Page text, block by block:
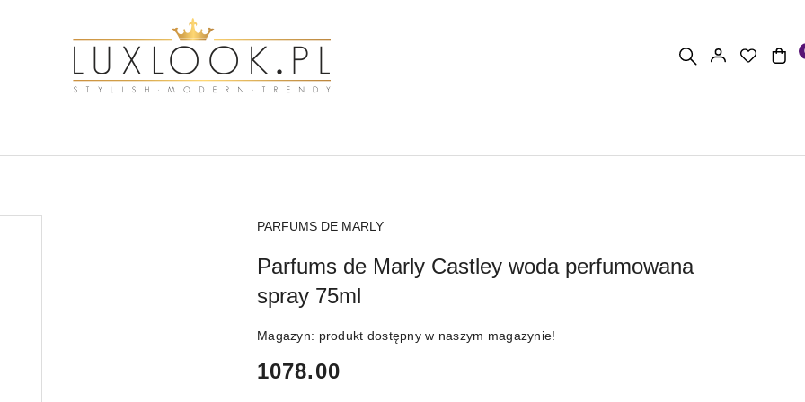
NAZWA
PRODUCENTA:
PARFUMS DE MARLY
Parfums de Marly Castley woda perfumowana
spray 75ml
Magazyn: produkt dostępny w naszym magazynie!
cena:
1078.00